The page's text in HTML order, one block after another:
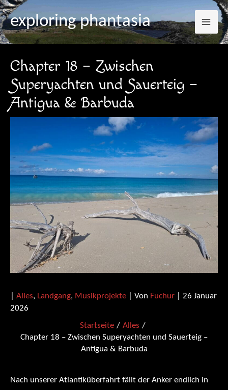
Zum
Inhalt
springen
exploring phantasia
Chapter 18 – Zwischen
Superyachten und Sauerteig –
Antigua & Barbuda
Alles, Landgang, Musikprojekte | Von Fuchur
26 Januar
2026
Startseite
Alles
Chapter 18 – Zwischen Superyachten und Sauerteig –
Antigua & Barbuda
Nach unserer Atlantiküberfahrt fällt der Anker endlich in
Post
navigation